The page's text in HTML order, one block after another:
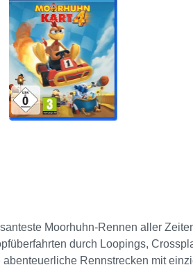
Spielt mit bis zu 4 Spielern
Moorhuhn-Rennen aller
durch Loopings,
Rennstrecken mit